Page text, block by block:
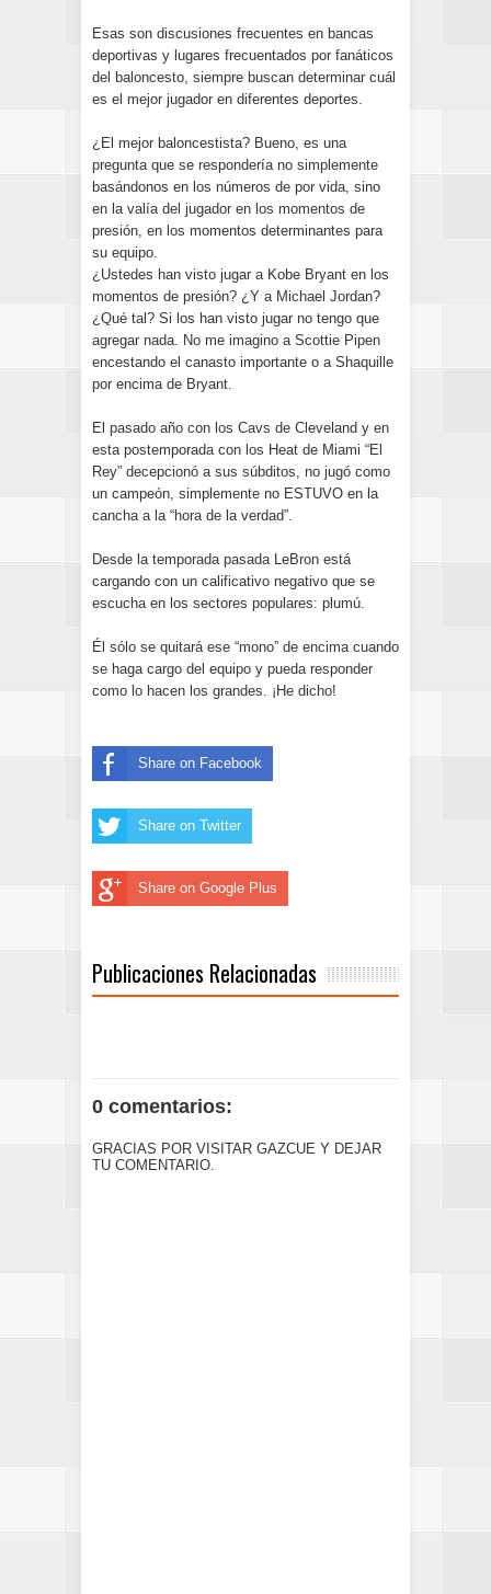
Esas son discusiones frecuentes en bancas
deportivas y lugares frecuentados por fanáticos
del baloncesto, siempre buscan determinar cuál
es el mejor jugador en diferentes deportes.
¿El mejor baloncestista? Bueno, es una
pregunta que se respondería no simplemente
basándonos en los números de por vida, sino
en la valía del jugador en los momentos de
presión, en los momentos determinantes para
su equipo.
¿Ustedes han visto jugar a Kobe Bryant en los
momentos de presión? ¿Y a Michael Jordan?
¿Qué tal? Si los han visto jugar no tengo que
agregar nada. No me imagino a Scottie Pipen
encestando el canasto importante o a Shaquille
por encima de Bryant.
El pasado año con los Cavs de Cleveland y en
esta postemporada con los Heat de Miami “El
Rey” decepcionó a sus súbditos, no jugó como
un campeón, simplemente no ESTUVO en la
cancha a la “hora de la verdad”.
Desde la temporada pasada LeBron está
cargando con un calificativo negativo que se
escucha en los sectores populares: plumú.
Él sólo se quitará ese “mono” de encima cuando
se haga cargo del equipo y pueda responder
como lo hacen los grandes. ¡He dicho!
Share on Facebook
Share on Twitter
Share on Google Plus
Publicaciones Relacionadas
0 comentarios:
GRACIAS POR VISITAR GAZCUE Y DEJAR
TU COMENTARIO.